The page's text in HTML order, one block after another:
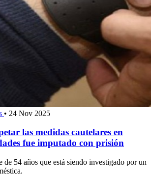
• 24 Nov 2025
las medidas cautelares en
fue imputado con prisión
de 54 años que está siendo investigado por un